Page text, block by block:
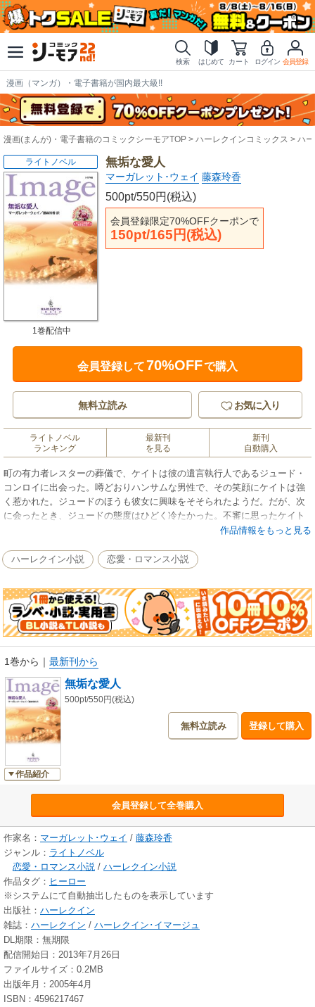
検索 はじめて カート ログイン 会員登録
漫画（マンガ）・電子書籍が国内最大級!!
漫画(まんが)・電子書籍のコミックシーモアTOP ハーレクインコミックス ハ
無垢な愛人
マーガレット･ウェイ 藤森玲香
500pt/550円(税込)
会員登録限定70%OFFクーポンで
150pt/165円(税込)
ライトノベル
1巻配信中
会員登録して70%OFFで購入
無料立読み お気に入り
ライトノベル
ランキング
最新刊
を見る
新刊
自動購入
町の有力者レスターの葬儀で、ケイトは彼の遺言執行人であるジュード・
コンロイに出会った。噂どおりハンサムな男性で、その笑顔にケイトは強
く惹かれた。ジュードのほうも彼女に興味をそそられたようだ。だが、次
に会ったとき、ジュードの態度はひどく冷たかった。不審に思ったケイト
が理由を尋ねると、彼は遺言書の驚くべき内容を告げた。レスターは顔見
ードが誤解を抱いているのは明らかだった。ケイトがレスターの愛人だっ
たと思っているのだ。■いわれなき理由からヒーローから目の敵にされるヒ
ロインに、愛の祝福は訪れるのでしょうか。最後まで目が離せない展開で
す。
作品情報をもっと見る
ハーレクイン小説 恋愛・ロマンス小説
1巻から ｜ 最新刊から
作品紹介
無垢な愛人
500pt/550円(税込)
無料立読み 登録して購入
会員登録して全巻購入
作家名： マーガレット･ウェイ / 藤森玲香
ジャンル： ライトノベル
恋愛・ロマンス小説 / ハーレクイン小説
作品タグ： ヒーロー
※システムにて自動抽出したものを表示しています
出版社： ハーレクイン
雑誌： ハーレクイン / ハーレクイン･イマージュ
DL期限：無期限
配信開始日：2013年7月26日
ファイルサイズ：0.2MB
出版年月：2005年4月
ISBN：4596217467